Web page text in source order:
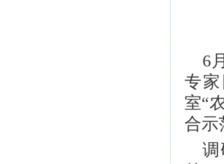
6
专
室“
合示
调